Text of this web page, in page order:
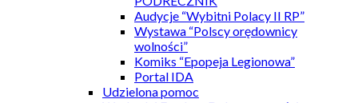
Audycje “Wybitni Polacy II RP”
Wystawa “Polscy orędownicy
wolności”
Komiks “Epopeja Legionowa”
Portal IDA
Udzielona pomoc